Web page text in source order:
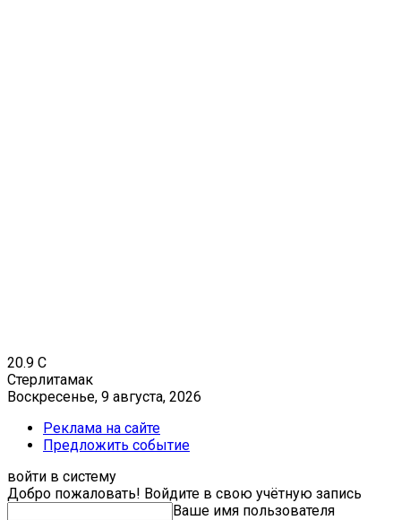
20.9 C
Стерлитамак
Воскресенье, 9 августа, 2026
Реклама на сайте
Предложить событие
войти в систему
Добро пожаловать! Войдите в свою учётную запись
Ваше имя пользователя